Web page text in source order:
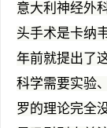
意大利神经外
头手术是卡纳
年前就提出了
科学需要实验
罗的理论完全